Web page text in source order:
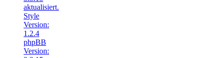
aktualisiert.
Style
Version:
1.2.4
phpBB
Version: